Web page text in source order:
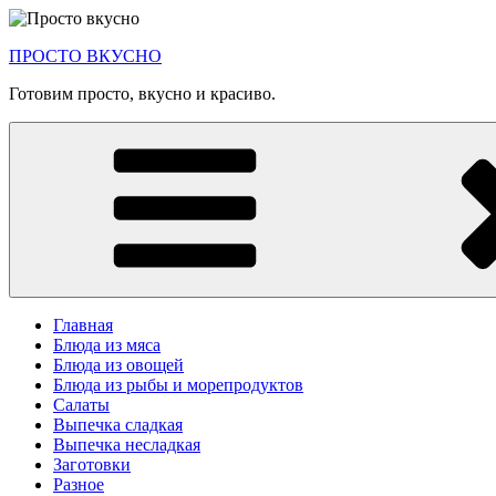
Перейти
содержимому
ПРОСТО ВКУСНО
Готовим просто, вкусно и красиво.
Главная
Блюда из мяса
Блюда из овощей
Блюда из рыбы и морепродуктов
Салаты
Выпечка сладкая
Выпечка несладкая
Заготовки
Разное